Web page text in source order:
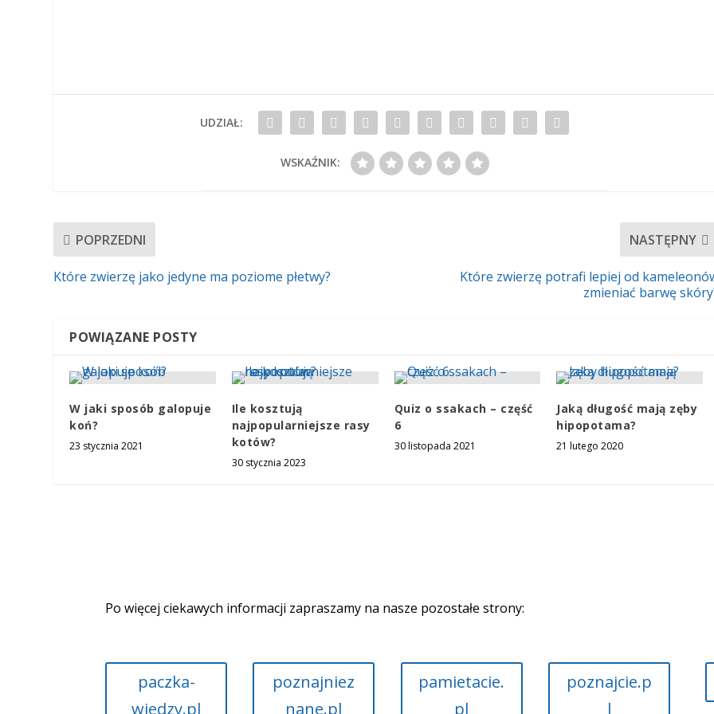
UDZIAŁ:
WSKAŹNIK:
POPRZEDNI
Które zwierzę jako jedyne ma poziome płetwy?
NASTĘPNY
Które zwierzę potrafi lepiej od
zmieniać barwę
POWIĄZANE POSTY
W jaki sposób galopuje
koń?
23 stycznia 2021
Ile kosztują
najpopularniejsze rasy
kotów?
30 stycznia 2023
Quiz o ssakach – część
6
30 listopada 2021
Jaką długość mają zęby
hipopotama?
21 lutego 2020
Po więcej ciekawych informacji zapraszamy na nasze pozostałe strony:
paczka-
wiedzy.pl
poznajniez
nane.pl
pamietacie.
pl
poznajcie.p
l